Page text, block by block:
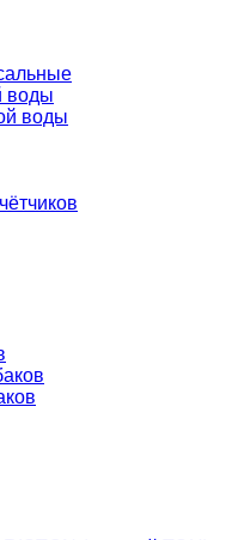
воды
воды